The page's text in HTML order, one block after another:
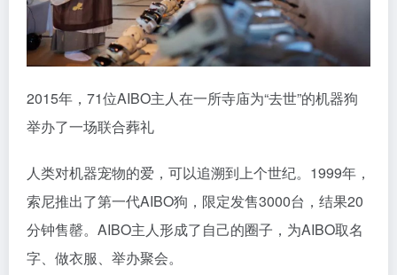
2015年，71位AIBO主人在一所寺庙为“去世”的机器狗
举办了一场联合葬礼
人类对机器宠物的爱，可以追溯到上个世纪。1999年，
索尼推出了第一代AIBO狗，限定发售3000台，结果20
分钟售罄。AIBO主人形成了自己的圈子，为AIBO取名
字、做衣服、举办聚会。